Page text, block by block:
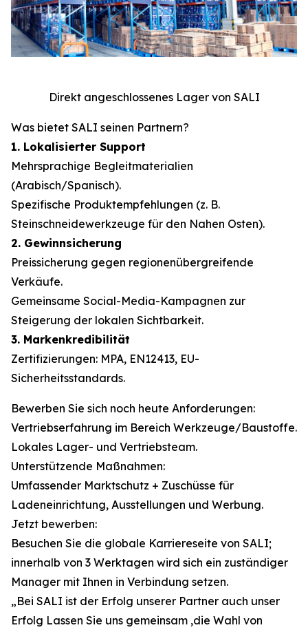
Direkt angeschlossenes Lager von SALI
Was bietet SALI seinen Partnern?
1. Lokalisierter Support
Mehrsprachige Begleitmaterialien
(Arabisch/Spanisch).
Spezifische Produktempfehlungen (z. B.
Steinschneidewerkzeuge für den Nahen Osten).
2. Gewinnsicherung
Preissicherung gegen regionenübergreifende
Verkäufe.
Gemeinsame Social-Media-Kampagnen zur
Steigerung der lokalen Sichtbarkeit.
3. Markenkredibilität
Zertifizierungen: MPA, EN12413, EU-
Sicherheitsstandards.
Bewerben Sie sich noch heute Anforderungen:
Vertriebserfahrung im Bereich Werkzeuge/Baustoffe.
Lokales Lager- und Vertriebsteam.
Unterstützende Maßnahmen:
Umfassender Marktschutz + Zuschüsse für
Ladeneinrichtung, Ausstellungen und Werbung.
Jetzt bewerben:
Besuchen Sie die globale Karriereseite von SALI;
innerhalb von 3 Werktagen wird sich ein zuständiger
Manager mit Ihnen in Verbindung setzen.
„Bei SALI ist der Erfolg unserer Partner auch unser
Erfolg Lassen Sie uns gemeinsam ‚die Wahl von